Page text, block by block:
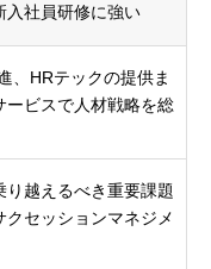
入社員研修に強い
、HRテックの提供ま
ービスで人材戦略を総
り越えるべき重要課題
クセッションマネジメ